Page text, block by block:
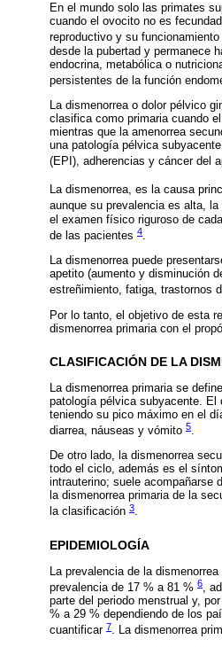
En el mundo solo las primates
cuando el ovocito no es
reproductivo y su
desde la pubertad y permanece
endocrina, metabólica o
persistentes de la función
La dismenorrea o dolor pélvico
clasifica como primaria cuando
mientras que la amenorrea
una patología pélvica
(EPI), adherencias y cáncer del
La dismenorrea, es la causa
aunque su prevalencia es alta,
el examen físico riguroso de
de las pacientes 4
La dismenorrea puede
apetito (aumento y disminución
estreñimiento, fatiga, trastornos
Por lo tanto, el objetivo de esta
dismenorrea primaria con el
CLASIFICACIÓN DE LA
La dismenorrea primaria se
patología pélvica subyacente. El
teniendo su pico máximo en el
diarrea, náuseas y vómito 5.
De otro lado, la dismenorrea
todo el ciclo, además es el
intrauterino; suele acompañarse
la dismenorrea primaria de la
la clasificación 3.
EPIDEMIOLOGÍA
La prevalencia de la
prevalencia de 17 % a 81 % 6,
parte del periodo menstrual y,
% a 29 % dependiendo de los
cuantificar 7. La dismenorrea